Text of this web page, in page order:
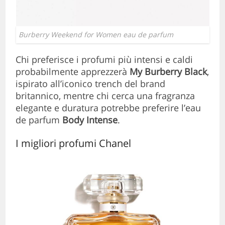
Burberry Weekend for Women eau de parfum
Chi preferisce i profumi più intensi e caldi
probabilmente apprezzerà My Burberry Black,
ispirato all’iconico trench del brand
britannico, mentre chi cerca una fragranza
elegante e duratura potrebbe preferire l’eau
de parfum Body Intense.
I migliori profumi Chanel